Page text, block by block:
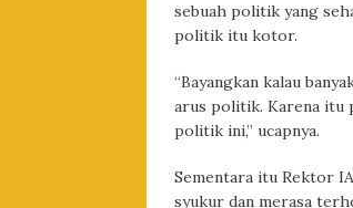
sebuah politik yang
politik itu kotor.
“Bayangkan kalau
arus politik. Karena itu
politik ini,” ucapnya.
Sementara itu Rektor
syukur dan merasa